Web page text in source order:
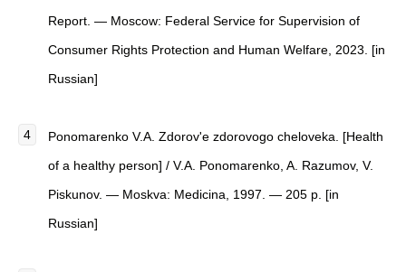
Report. — Moscow: Federal Service for Supervision of
Consumer Rights Protection and Human Welfare, 2023. [in
Russian]
Ponomarenko V.A. Zdorov'e zdorovogo cheloveka. [Health
of a healthy person] / V.A. Ponomarenko, A. Razumov, V.
Piskunov. — Moskva: Medicina, 1997. — 205 p. [in
Russian]